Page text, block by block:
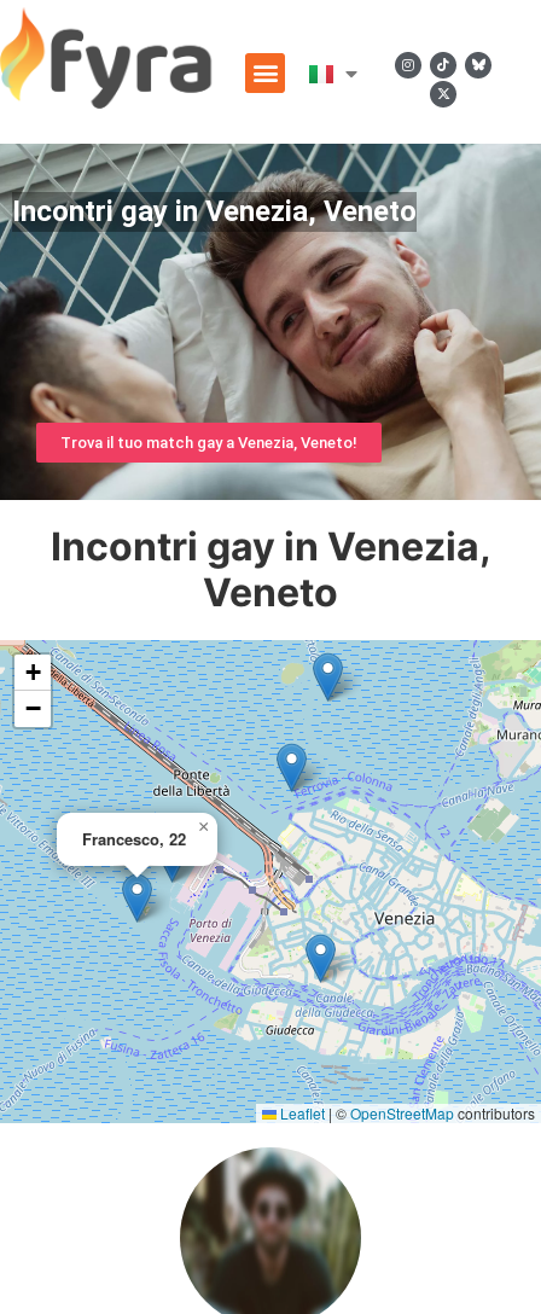
Incontri gay in Venezia, Veneto
Trova il tuo match gay a Venezia, Veneto!
Incontri gay in Venezia,
Veneto
Francesco, 22
×
+
−
Leaflet | ©OpenStreetMapcontributors